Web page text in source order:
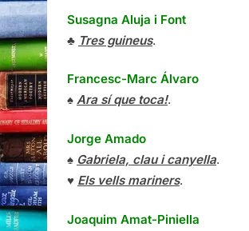
Susagna Aluja i Font
♣ Tres guineus.
Francesc-Marc Álvaro
♠ Ara sí que toca!.
Jorge Amado
♠ Gabriela, clau i canyella.
♥ Els vells mariners.
Joaquim Amat-Piniella